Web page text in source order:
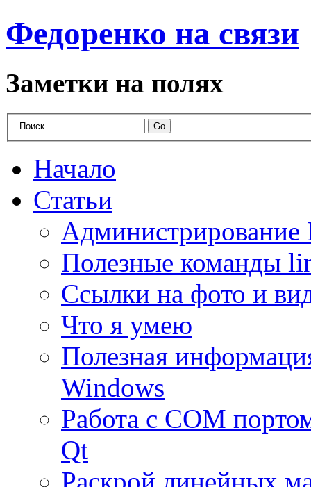
Федоренко на связи
Заметки на полях
Начало
Статьи
Полезные команды
Ссылки на фото и
Что я умею
Полезная
Windows
Работа с COM
Qt
Раскрой линейных